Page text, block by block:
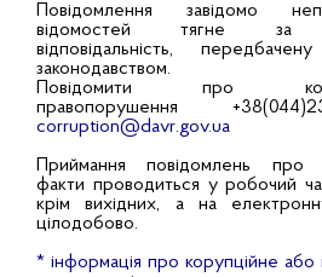
Повідомлення завідомо
відомостей тягне за
відповідальність,
законодавством.
Повідомити про
правопорушення
corruption@davr.gov.ua
Приймання повідомлень про
факти проводиться у робочий
крім вихідних, а на
цілодобово.
* інформація про корупційне або